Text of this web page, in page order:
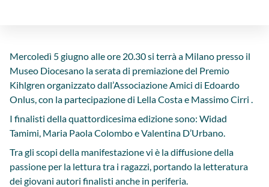
Mercoledì 5 giugno alle ore 20.30 si terrà a Milano presso il
Museo Diocesano la serata di premiazione del Premio
Kihlgren organizzato dall’Associazione Amici di Edoardo
Onlus, con la partecipazione di Lella Costa e Massimo Cirri .
I finalisti della quattordicesima edizione sono: Widad
Tamimi, Maria Paola Colombo e Valentina D’Urbano.
Tra gli scopi della manifestazione vi è la diffusione della
passione per la lettura tra i ragazzi, portando la letteratura
dei giovani autori finalisti anche in periferia.